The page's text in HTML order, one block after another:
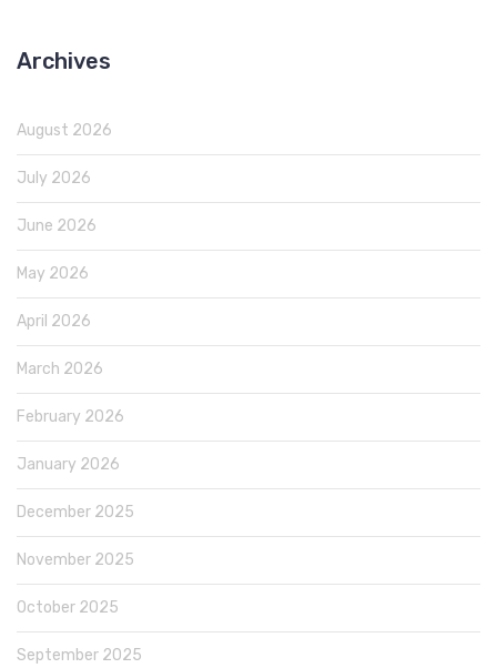
Archives
August 2026
July 2026
June 2026
May 2026
April 2026
March 2026
February 2026
January 2026
December 2025
November 2025
October 2025
September 2025